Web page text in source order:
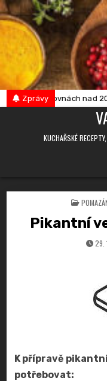
Skip
to
content
Zprávy
v provozovnách nad
KUCHAŘSKÉ
POSTED
IN
Pikantní
29.
K přípravě
potřebovat: